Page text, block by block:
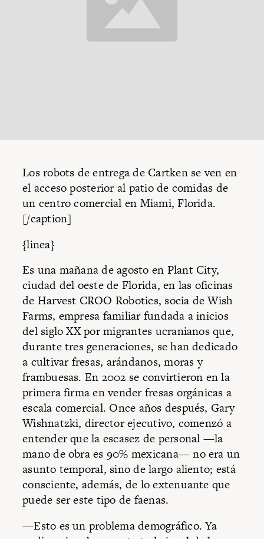
Los robots de entrega de Cartken se ven en
el acceso posterior al patio de comidas de
un centro comercial en Miami, Florida.
[/caption]
{linea}
Es una mañana de agosto en Plant City,
ciudad del oeste de Florida, en las oficinas
de Harvest CROO Robotics, socia de Wish
Farms, empresa familiar fundada a inicios
del siglo XX por migrantes ucranianos que,
durante tres generaciones, se han dedicado
a cultivar fresas, arándanos, moras y
frambuesas. En 2002 se convirtieron en la
primera firma en vender fresas orgánicas a
escala comercial. Once años después, Gary
Wishnatzki, director ejecutivo, comenzó a
entender que la escasez de personal —la
mano de obra es 90% mexicana— no era un
asunto temporal, sino de largo aliento; está
consciente, además, de lo extenuante que
puede ser este tipo de faenas.
—Esto es un problema demográfico. Ya